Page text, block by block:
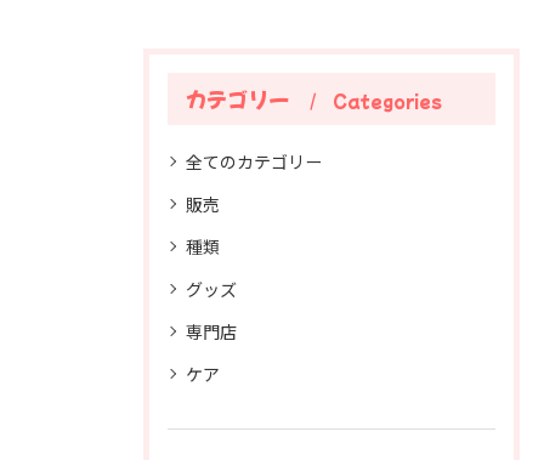
カテゴリー Categories
全てのカテゴリー
販売
種類
グッズ
専門店
ケア